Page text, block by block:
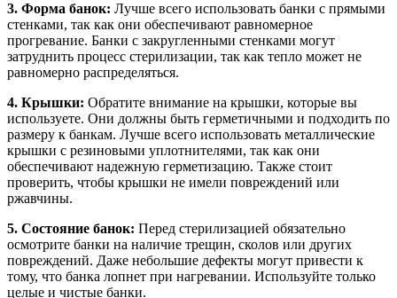
3. Форма банок: Лучше всего использовать банки с прямыми
стенками, так как они обеспечивают равномерное
прогревание. Банки с закругленными стенками могут
затруднить процесс стерилизации, так как тепло может не
равномерно распределяться.
4. Крышки: Обратите внимание на крышки, которые вы
используете. Они должны быть герметичными и подходить по
размеру к банкам. Лучше всего использовать металлические
крышки с резиновыми уплотнителями, так как они
обеспечивают надежную герметизацию. Также стоит
проверить, чтобы крышки не имели повреждений или
ржавчины.
5. Состояние банок: Перед стерилизацией обязательно
осмотрите банки на наличие трещин, сколов или других
повреждений. Даже небольшие дефекты могут привести к
тому, что банка лопнет при нагревании. Используйте только
целые и чистые банки.